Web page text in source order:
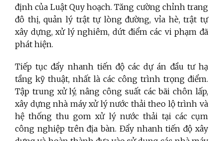
định của Luật Quy hoạch. Tăng cường chỉnh trang
đô thị, quản lý trật tự lòng đường, vỉa hè, trật tự
xây dựng, xử lý nghiêm, dứt điểm các vi phạm đã
phát hiện.
Tiếp tục đẩy nhanh tiến độ các dự án đầu tư hạ
tầng kỹ thuật, nhất là các công trình trọng điểm.
Tập trung xử lý, nâng công suất các bãi chôn lấp,
xây dựng nhà máy xử lý nước thải theo lộ trình và
hệ thống thu gom xử lý nước thải tại các cụm
công nghiệp trên địa bàn. Đẩy nhanh tiến độ xây